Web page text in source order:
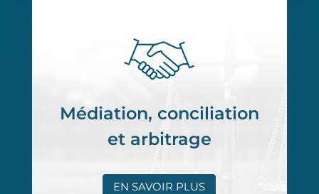
Médiation, conciliation
et arbitrage
EN SAVOIR PLUS